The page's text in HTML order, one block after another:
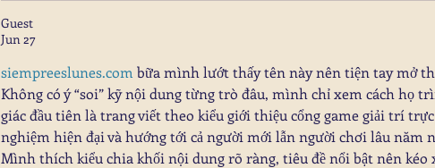
Guest
Jun 27
siempreeslunes.com bữa mình lướt thấy tên này nên tiện tay mở
Không có ý “soi” kỹ nội dung từng trò đâu, mình chỉ xem cách họ
giác đầu tiên là trang viết theo kiểu giới thiệu cổng game giải trí
nghiệm hiện đại và hướng tới cả người mới lẫn người chơi lâu năm
Mình thích kiểu chia khối nội dung rõ ràng, tiêu đề nổi bật nên kéo